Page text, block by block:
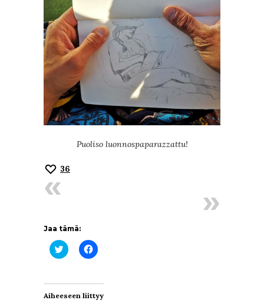
Puoliso luonnospaparazzattu!
36
Jaa tämä:
Jaa
Twitterissä(Avautuu
Jaa
Facebookissa(Avautuu
Aiheeseen liittyy